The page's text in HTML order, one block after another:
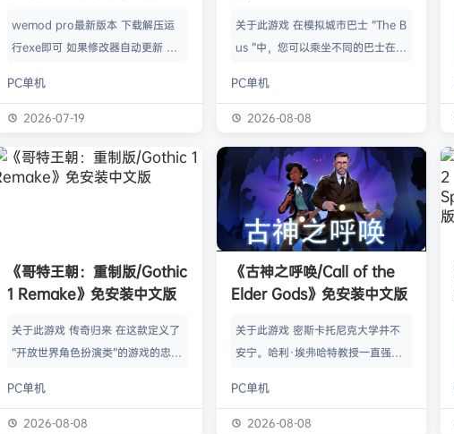
5小时前
21小时前
wemod pro最新版本 下载解压运
行exe即可 如果修改器自动更新 把
r 这个文件替换到新版的即可。 We
Mod 目前支持超过千款热门游戏，
修改器原作者都入驻了，所以修改器
内容更新应该也是最全、最及时的。
大…
PC单机
2026-07-19
版
关于此游戏 在模拟城市巴士 “The B
us ”中，您可以乘坐不同的巴士在柏
柏林以 1:1 的比例真实再现，无论是
胜利纪念柱、勃兰登堡门还是亚历山
发现。 在斯堪尼亚 Citywide 或
其他特许公交车上，您可以向上车乘
客出售车票，并在一天中不同时间、
不同季节和不同天气条件下体验一次
又一次的柏林之旅。车辆和行人的人
工智能交…
PC单机
2026-08-08
《哥特王朝：重制版/Gothic
1 Remake》免安装中文版
关于此游戏 传奇归来 在这款定义了
“开放世界角色扮演类”的游戏的忠实
手把手打造的、栩栩如生的开放世
界，这个世界会对您的各种行动做出
PC单机
2026-08-08
《古神之呼唤/Call of the
Elder Gods》免安装中文版
关于此游戏 密斯卡托尼克大学并不
安宁。哈利·埃弗哈特教授一直强忍
伊万杰琳·德雷顿则被怪梦纠缠，总
是梦见十年前发掘出的一件文物。二
PC单机
2026-08-08